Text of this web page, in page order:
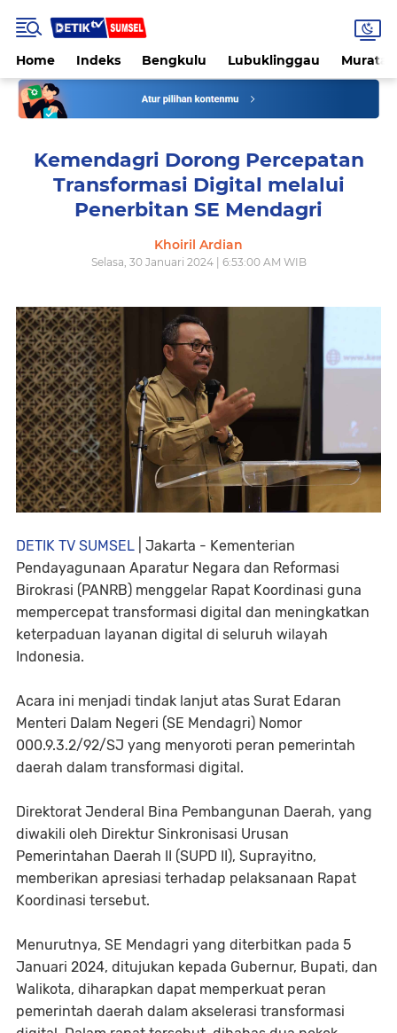
Home Indeks Bengkulu Lubuklinggau
Kemendagri Dorong Percepatan
Transformasi Digital melalui
Penerbitan SE Mendagri
Khoiril Ardian
Selasa, 30 Januari 2024 | 6:53:00 AM WIB
DETIK TV SUMSEL | Jakarta - Kementerian
Pendayagunaan Aparatur Negara dan Reformasi
Birokrasi (PANRB) menggelar Rapat Koordinasi guna
mempercepat transformasi digital dan meningkatkan
keterpaduan layanan digital di seluruh wilayah
Indonesia.
Acara ini menjadi tindak lanjut atas Surat Edaran
Menteri Dalam Negeri (SE Mendagri) Nomor
000.9.3.2/92/SJ yang menyoroti peran pemerintah
daerah dalam transformasi digital.
Direktorat Jenderal Bina Pembangunan Daerah, yang
diwakili oleh Direktur Sinkronisasi Urusan
Pemerintahan Daerah II (SUPD II), Suprayitno,
memberikan apresiasi terhadap pelaksanaan Rapat
Koordinasi tersebut.
Menurutnya, SE Mendagri yang diterbitkan pada 5
Januari 2024, ditujukan kepada Gubernur, Bupati, dan
Walikota, diharapkan dapat memperkuat peran
pemerintah daerah dalam akselerasi transformasi